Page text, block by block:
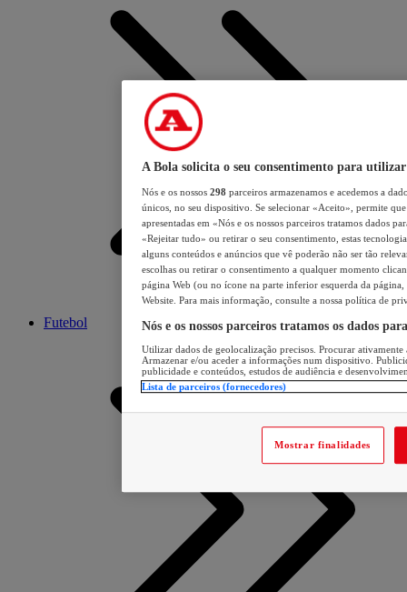
Futebol
A Bola solicita o seu consentimento para utilizar
Nós e os nossos 298 parceiros armazenamos e acedemos a
únicos, no seu dispositivo. Se selecionar «Aceito», permite
apresentadas em «Nós e os nossos parceiros tratamos dados
«Rejeitar tudo» ou retirar o seu consentimento, estas
alguns conteúdos e anúncios que vê poderão não ser tão
escolhas ou retirar o consentimento a qualquer momento
página Web (ou no ícone na parte inferior esquerda da página,
Website. Para mais informação, consulte a nossa política de
Nós e os nossos parceiros tratamos os dados
Utilizar dados de geolocalização precisos. Procurar
Armazenar e/ou aceder a informações num dispositivo.
publicidade e conteúdos, estudos de audiência e
Lista de parceiros (fornecedores)
Mostrar finalidades